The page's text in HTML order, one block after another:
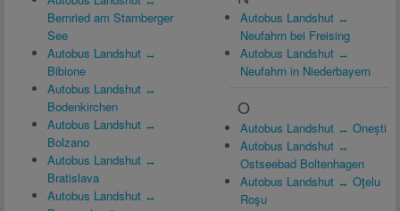
Bernried am Starnberger
See
Autobus Landshut ↔
Bibione
Autobus Landshut ↔
Bodenkirchen
Autobus Landshut ↔
Bolzano
Autobus Landshut ↔
Bratislava
Autobus Landshut ↔
Autobus Landshut ↔
Neufahrn bei Freising
Autobus Landshut ↔
Neufahrn in Niederbayern
O
Autobus Landshut ↔ Onești
Autobus Landshut ↔
Ostseebad Boltenhagen
Autobus Landshut ↔ Oţelu
Roşu